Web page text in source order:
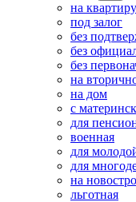
на квартиру
под залог
без
без
без
на
на дом
с
для
военная
для
для
на
льготная